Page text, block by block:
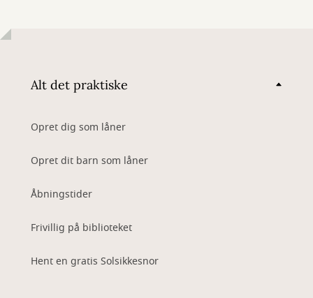
Alt det praktiske
Opret dig som låner
Opret dit barn som låner
Åbningstider
Frivillig på biblioteket
Hent en gratis Solsikkesnor